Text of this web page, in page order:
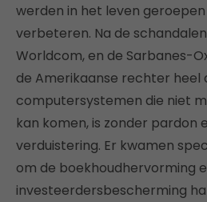
werden in het leven
verbeteren. Na de
Worldcom, en de Sarbanes-
de Amerikaanse rechter heel
computersystemen die niet
kan komen, is zonder pardon
verduistering. Er kwamen
om de boekhoudhervorming
investeerdersbescherming